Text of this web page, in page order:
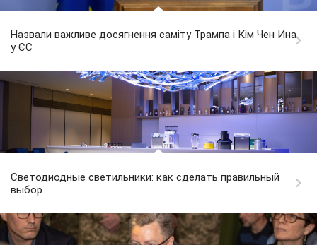
Назвали важливе досягнення саміту Трампа і Кім Чен Ина
у ЄС
Светодиодные светильники: как сделать правильный
выбор